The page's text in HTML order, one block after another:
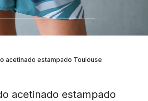
acetinado estampado Toulouse
acetinado estampado